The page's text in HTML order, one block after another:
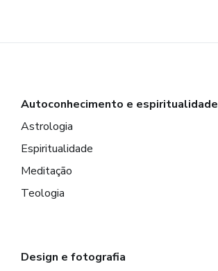
Autoconhecimento e espiritualidade
Astrologia
Espiritualidade
Meditação
Teologia
Design e fotografia